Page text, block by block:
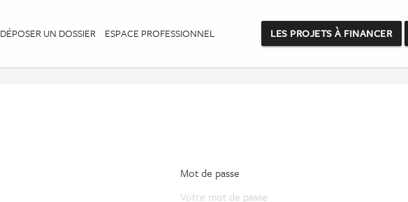
DÉPOSER UN DOSSIER ESPACE PROFESSIONNEL LES PROJETS À FINANCER
Mot de passe